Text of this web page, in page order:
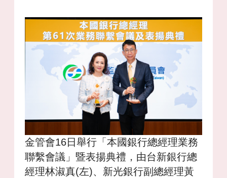
金管會16日舉行「本國銀行總經理業務
聯繫會議」暨表揚典禮，由台新銀行總
經理林淑真(左)、新光銀行副總經理黃